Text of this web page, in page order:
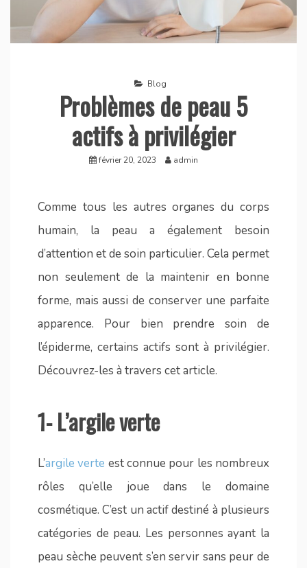
Blog
Problèmes de peau 5
actifs à privilégier
février 20, 2023 admin
Comme tous les autres organes du corps
humain, la peau a également besoin
d’attention et de soin particulier. Cela permet
non seulement de la maintenir en bonne
forme, mais aussi de conserver une parfaite
apparence. Pour bien prendre soin de
l’épiderme, certains actifs sont à privilégier.
Découvrez-les à travers cet article.
1- L’argile verte
L’argile verte est connue pour les nombreux
rôles qu’elle joue dans le domaine
cosmétique. C’est un actif destiné à plusieurs
catégories de peau. Les personnes ayant la
peau sèche peuvent s’en servir sans peur de